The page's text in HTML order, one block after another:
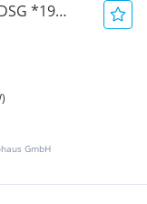
*19
GmbH